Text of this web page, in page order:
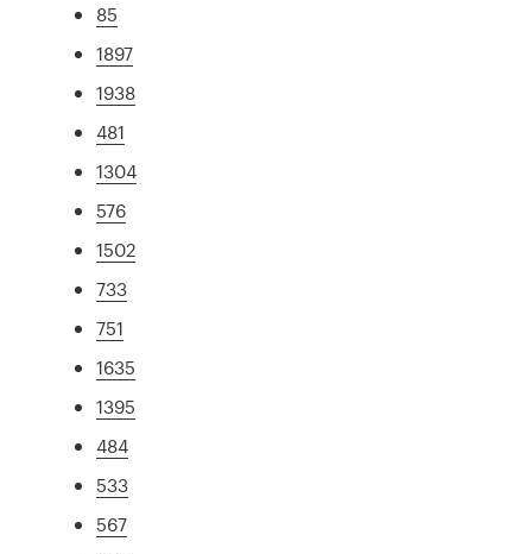
85
1897
1938
481
1304
576
1502
733
751
1635
1395
484
533
567